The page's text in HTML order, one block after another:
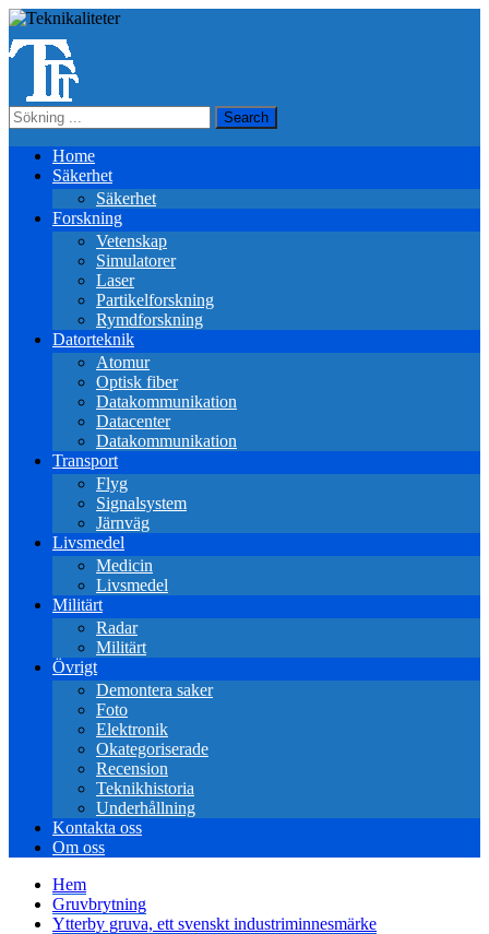
Home
Säkerhet
Säkerhet
Forskning
Vetenskap
Simulatorer
Laser
Partikelforskning
Rymdforskning
Datorteknik
Atomur
Optisk fiber
Datakommunikation
Datacenter
Datakommunikation
Transport
Flyg
Signalsystem
Järnväg
Livsmedel
Medicin
Livsmedel
Militärt
Radar
Militärt
Övrigt
Demontera saker
Foto
Elektronik
Okategoriserade
Recension
Teknikhistoria
Underhållning
Kontakta oss
Om oss
Hem
Gruvbrytning
Ytterby gruva, ett svenskt industriminnesmärke